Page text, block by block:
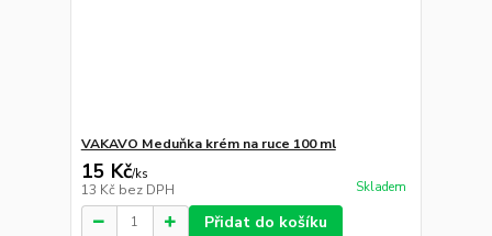
VAKAVO Meduňka krém na ruce 100 ml
15 Kč/ks
13 Kč bez DPH Skladem
Přidat do košíku